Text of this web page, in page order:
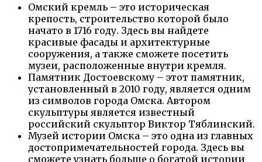
Омский кремль – это историческая
крепость, строительство которой было
начато в 1716 году. Здесь вы найдете
красивые фасады и архитектурные
сооружения, а также сможете посетить
музеи, расположенные внутри кремля.
Памятник Достоевскому – этот памятник,
установленный в 2010 году, является одним
из символов города Омска. Автором
скульптуры является известный
российский скульптор Виктор Тяблинский.
Музей истории Омска – это одна из главных
достопримечательностей города. Здесь вы
сможете узнать больше о богатой истории